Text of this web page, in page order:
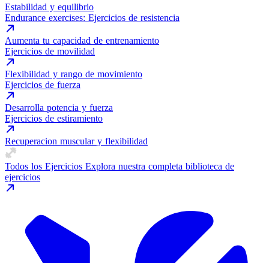
Estabilidad y equilibrio
Endurance exercises: Ejercicios de resistencia
Aumenta tu capacidad de entrenamiento
Ejercicios de movilidad
Flexibilidad y rango de movimiento
Ejercicios de fuerza
Desarrolla potencia y fuerza
Ejercicios de estiramiento
Recuperacion muscular y flexibilidad
Todos los Ejercicios Explora nuestra completa biblioteca de
ejercicios